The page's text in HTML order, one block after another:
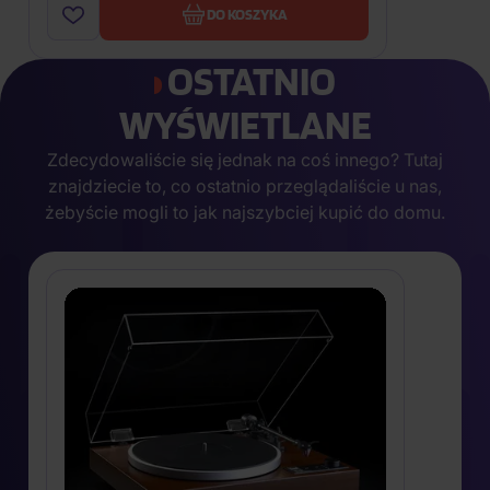
DO KOSZYKA
OSTATNIO
WYŚWIETLANE
Zdecydowaliście się jednak na coś innego? Tutaj
znajdziecie to, co ostatnio przeglądaliście u nas,
żebyście mogli to jak najszybciej kupić do domu.